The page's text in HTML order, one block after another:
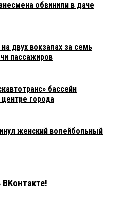
обвинили в даче
двух вокзалах за семь
пассажиров
бассейн
города
женский волейбольный